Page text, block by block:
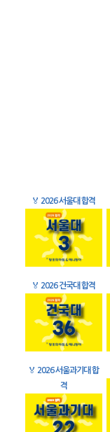
🏅 2026 서울대 합격
🏅 2026 건국대 합격
🏅 2026 서울과기대 합
격